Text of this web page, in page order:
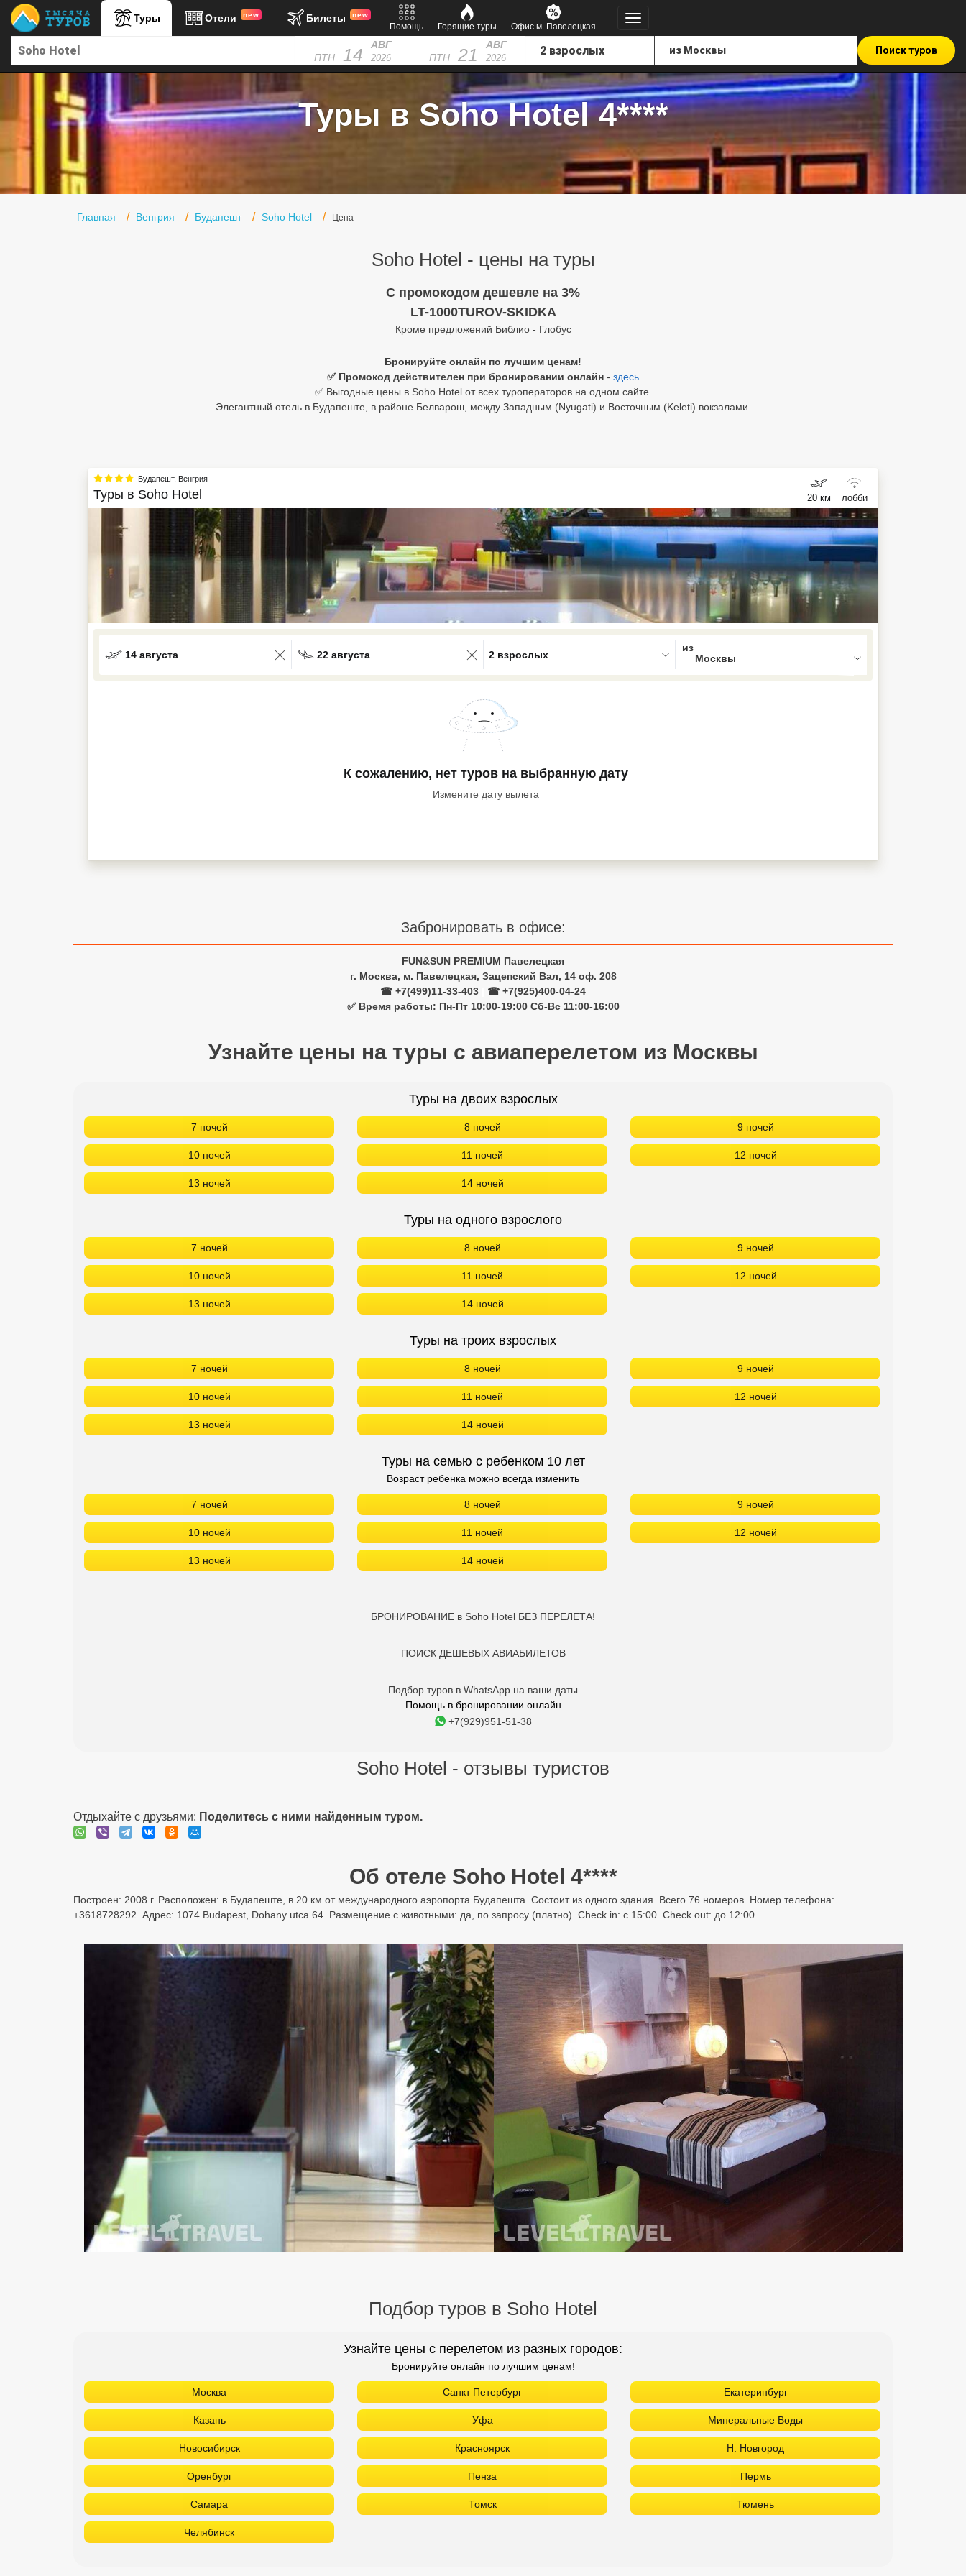
Туры Отели new Билеты new
Помощь Горящие туры Офис м. Павелецкая
ПТН 14 АВГ
2026 ПТН 21 АВГ
2026
Поиск туров
Туры в Soho Hotel 4****
Главная Венгрия Будапешт Soho Hotel Цена
Soho Hotel - цены на туры
C промокодом дешевле на 3%
LT-1000TUROV-SKIDKA
Кроме предложений Библио - Глобус
Бронируйте онлайн по лучшим ценам!
✅ Промокод действителен при бронировании онлайн - здесь
✅ Выгодные цены в Soho Hotel от всех туроператоров на одном сайте.
Элегантный отель в Будапеште, в районе Белварош, между Западным (Nyugati) и Восточным (Keleti) вокзалами.
Будапешт, Венгрия
Туры в Soho Hotel 20 км лобби
14 августа 22 августа
0 results available. Select is focused , press Down to open the menu,
2 взрослых
К сожалению, нет туров на выбранную дату
Измените дату вылета
Забронировать в офисе:
FUN&SUN PREMIUM Павелецкая
г. Москва, м. Павелецкая, Зацепский Вал, 14 оф. 208
☎ +7(499)11-33-403
☎ +7(925)400-04-24
✅ Время работы: Пн-Пт 10:00-19:00 Сб-Вс 11:00-16:00
Узнайте цены на туры с авиаперелетом из Москвы
Туры на двоих взрослых
7 ночей 8 ночей 9 ночей
10 ночей 11 ночей 12 ночей
13 ночей 14 ночей
Туры на одного взрослого
7 ночей 8 ночей 9 ночей
10 ночей 11 ночей 12 ночей
13 ночей 14 ночей
Туры на троих взрослых
7 ночей 8 ночей 9 ночей
10 ночей 11 ночей 12 ночей
13 ночей 14 ночей
Туры на семью с ребенком 10 лет
Возраст ребенка можно всегда изменить
7 ночей 8 ночей 9 ночей
10 ночей 11 ночей 12 ночей
13 ночей 14 ночей
БРОНИРОВАНИЕ в Soho Hotel БЕЗ ПЕРЕЛЕТА!
ПОИСК ДЕШЕВЫХ АВИАБИЛЕТОВ
Подбор туров в WhatsApp на ваши даты
Помощь в бронировании онлайн
+7(929)951-51-38
Soho Hotel - отзывы туристов
Отдыхайте с друзьями: Поделитесь с ними найденным туром.
Об отеле Soho Hotel 4****
Построен: 2008 г. Расположен: в Будапеште, в 20 км от международного аэропорта Будапешта. Состоит из одного здания. Всего 76 номеров. Номер телефона:
+3618728292. Адрес: 1074 Budapest, Dohany utca 64. Размещение с животными: да, по запросу (платно). Check in: с 15:00. Check out: до 12:00.
Подбор туров в Soho Hotel
Узнайте цены с перелетом из разных городов:
Бронируйте онлайн по лучшим ценам!
Москва Санкт Петербург Екатеринбург
Казань Уфа Минеральные Воды
Новосибирск Красноярск Н. Новгород
Оренбург Пенза Пермь
Самара Томск Тюмень
Челябинск
Главная
Туры в Турцию
Туры в Египет
Туры в ОАЭ
Офис г. Москва
Сетевые отели Мальдив
Сетевые отели Сейшел
Сетевые отели Маврикия